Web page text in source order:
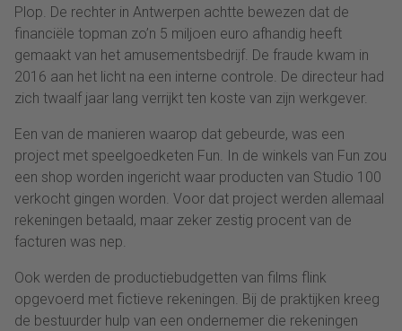
Plop. De rechter in Antwerpen achtte bewezen dat de
financiële topman zo’n 5 miljoen euro afhandig heeft
gemaakt van het amusementsbedrijf. De fraude kwam in
2016 aan het licht na een interne controle. De directeur had
zich twaalf jaar lang verrijkt ten koste van zijn werkgever.
Een van de manieren waarop dat gebeurde, was een
project met speelgoedketen Fun. In de winkels van Fun zou
een shop worden ingericht waar producten van Studio 100
verkocht gingen worden. Voor dat project werden allemaal
rekeningen betaald, maar zeker zestig procent van de
facturen was nep.
Ook werden de productiebudgetten van films flink
opgevoerd met fictieve rekeningen. Bij de praktijken kreeg
de bestuurder hulp van een ondernemer die rekeningen